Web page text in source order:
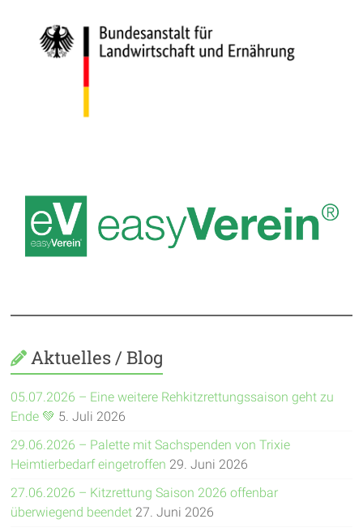
Aktuelles / Blog
05.07.2026 – Eine weitere Rehkitzrettungssaison geht zu
Ende 💚 5. Juli 2026
29.06.2026 – Palette mit Sachspenden von Trixie
Heimtierbedarf eingetroffen 29. Juni 2026
27.06.2026 – Kitzrettung Saison 2026 offenbar
überwiegend beendet 27. Juni 2026